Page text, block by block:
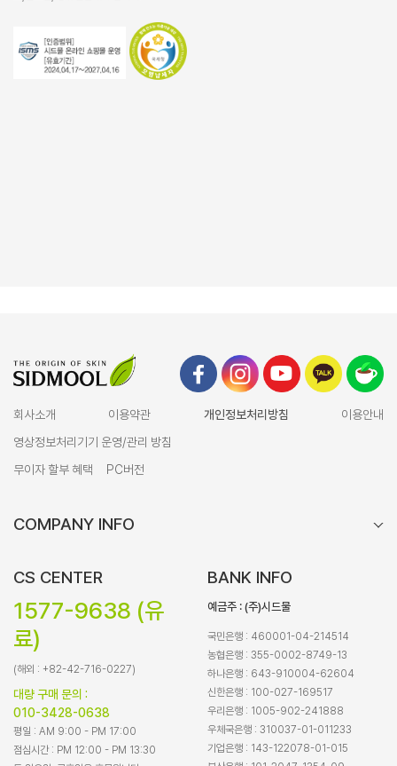
회사소개 이용약관 개인정보처리방침
이용안내
영상정보처리기기 운영/관리 방침
무이자 할부 혜택
PC버전
COMPANY INFO
CS CENTER
1577-9638 (유
료)
(해외 : +82-42-716-0227)
대량 구매 문의 :
010-3428-0638
평일 : AM 9:00 - PM 17:00
점심시간 : PM 12:00 - PM 13:30
BANK INFO
예금주 : (주)시드물
국민은행 : 460001-04-214514
농협은행 : 355-0002-8749-13
하나은행 : 643-910004-62604
신한은행 : 100-027-169517
우리은행 : 1005-902-241888
우체국은행 : 310037-01-011233
기업은행 : 143-122078-01-015